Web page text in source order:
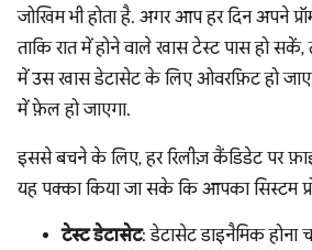
जोखिम भी होता है. अगर आप हर दिन अपने
ताकि रात में होने वाले खास टेस्ट पास हो
में उस खास डेटासेट के लिए ओवरफ़िट हो
में फ़ेल हो जाएगा.
इससे बचने के लिए, हर रिलीज़ कैंडिडेट पर
यह पक्का किया जा सके कि आपका सिस्टम
टेस्ट डेटासेट: डेटासेट डाइनैमिक होना